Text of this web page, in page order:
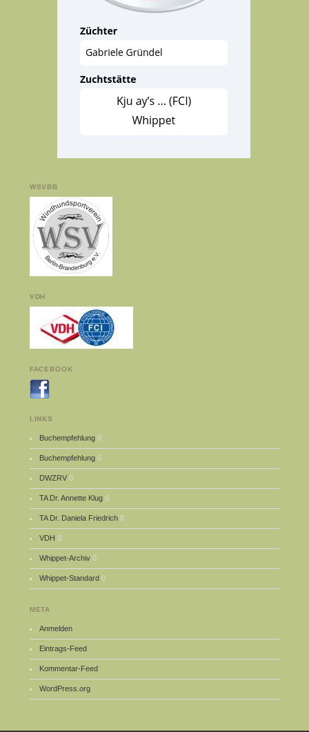
WSVBB
VDH
FACEBOOK
LINKS
Buchempfehlung 0
Buchempfehlung 0
DWZRV 0
TA Dr. Annette Klug 0
TA Dr. Daniela Friedrich 0
VDH 0
Whippet-Archiv 0
Whippet-Standard 0
META
Anmelden
Eintrags-Feed
Kommentar-Feed
WordPress.org